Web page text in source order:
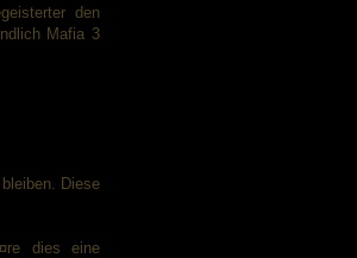
den
Mafia 3
Diese
dies eine